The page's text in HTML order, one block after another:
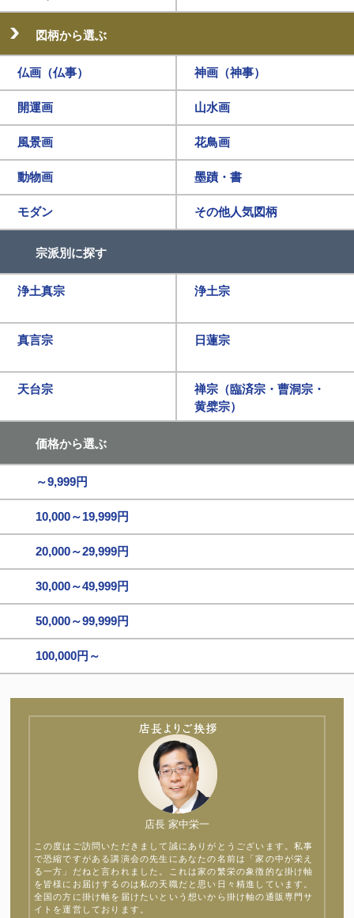
図柄から選ぶ
仏画（仏事） 神画（神事）
開運画 山水画
風景画 花鳥画
動物画 墨蹟・書
モダン その他人気図柄
宗派別に探す
浄土真宗 浄土宗
真言宗 日蓮宗
天台宗
禅宗（臨済宗・曹洞宗・
黄檗宗）
価格から選ぶ
～9,999円
10,000～19,999円
20,000～29,999円
30,000～49,999円
50,000～99,999円
100,000円～
店長 家中栄一
この度はご訪問いただきまして誠にありがとうございます。私事
で恐縮ですがある講演会の先生にあなたの名前は「家の中が栄え
る一方」だねと言われました。これは家の繁栄の象徴的な掛け軸
を皆様にお届けするのは私の天職だと思い日々精進しています。
全国の方に掛け軸を届けたいという想いから掛け軸の通販専門サ
イトを運営しております。